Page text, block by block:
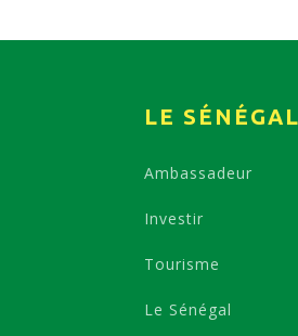
LE SÉNÉGAL
Ambassadeur
Investir
Tourisme
Le Sénégal